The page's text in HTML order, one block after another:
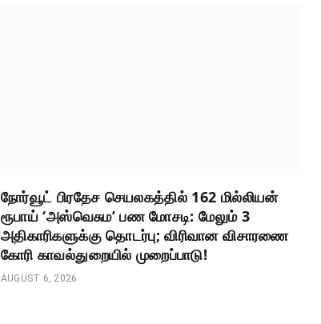
நோர்வூட் பிரதேச செயலகத்தில் 162 மில்லியன்
ரூபாய் ‘அஸ்வெசும’ பண மோசடி: மேலும் 3
அதிகாரிகளுக்கு தொடர்பு; விரிவான விசாரணை
கோரி காவல்துறையில் முறைப்பாடு!
AUGUST 6, 2026